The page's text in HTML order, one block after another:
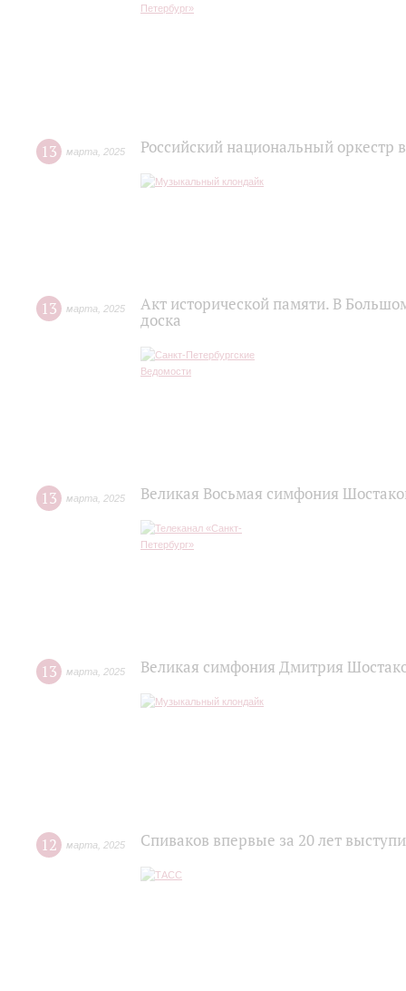
13 марта 2025 Российский национальный оркестр
13 марта 2025
Акт исторической памяти. В
доска
13 марта 2025 Великая Восьмая симфония
13 марта 2025 Великая симфония Дмитрия
12 марта 2025 Спиваков впервые за 20 лет